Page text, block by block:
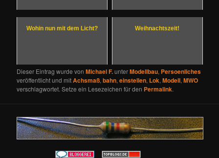
Wohin nun mit dem Licht? Weihnachtszeit!
Dieser Eintrag wurde vonMichael F.unterModellbau, Persoenliches
veröffentlicht und mitAchsmaß,bahn,einstellen, Lok,Modell,MWO
verschlagwortet. Setze ein Lesezeichen für den Permalink.